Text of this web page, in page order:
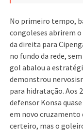
No primeiro tempo,
congoleses abrirem
da direita para
no fundo da rede,
gol abalou a
demonstrou
para hidratação. Aos
defensor Konsa
em novo cruzamento
certeiro, mas o